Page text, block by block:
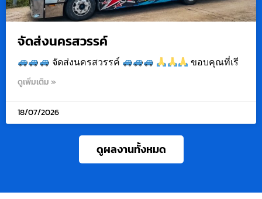
จัดส่งนครสวรรค์
จัดส่งนครสวรรค์ ขอบคุณที่เรี
ดูเพิ่มเติม »
18/07/2026
ดูผลงานทั้งหมด